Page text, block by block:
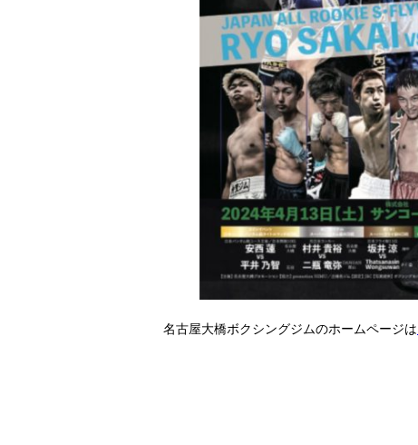
名古屋大橋ボクシングジムのホームページは